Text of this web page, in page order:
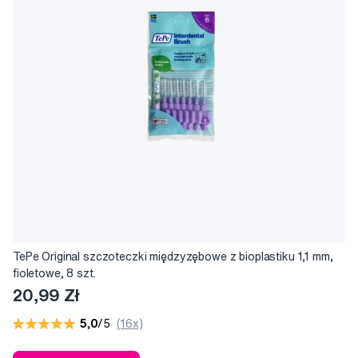
TePe Original szczoteczki międzyzębowe z bioplastiku 1,1 mm,
fioletowe, 8 szt.
20,99 Zł
5,0/5 (16x)